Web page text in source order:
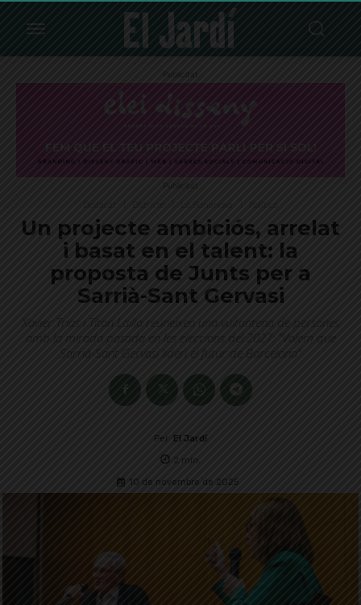
Publicitat
Publicitat
Un projecte ambiciós, arrelat
i basat en el talent: la
proposta de Junts per a
Sarrià-Sant Gervasi
Xavier Trias i Titon Lailla reuneixen una vuitantena de persones
amb la mirada posada en les eleccions del 2027: "Volem que
Sarrià-Sant Gervasi lideri el futur de Barcelona"
Per El Jardí
2 min.
10 de novembre de 2025